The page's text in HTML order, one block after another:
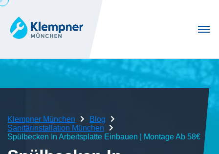
Klempner München
Blog
Sanitärinstallation München
Spülbecken In Arbeitsplatte Einbauen | Montage Ab 58€